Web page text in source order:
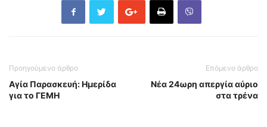
Προηγούμενο άρθρο
Αγία Παρασκευή: Ημερίδα
για το ΓΕΜΗ
Επόμενο άρθρο
Νέα 24ωρη απεργία αύριο
στα τρένα